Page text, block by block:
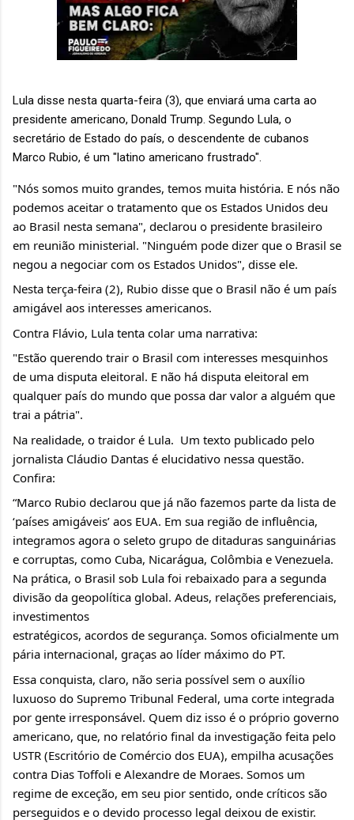
Lula disse nesta quarta-feira (3), que enviará uma carta ao
presidente americano, Donald Trump. Segundo Lula, o
secretário de Estado do país, o descendente de cubanos
Marco Rubio, é um "latino americano frustrado".
"Nós somos muito grandes, temos muita história. E nós não
podemos aceitar o tratamento que os Estados Unidos deu
ao Brasil nesta semana", declarou o presidente brasileiro
em reunião ministerial. "Ninguém pode dizer que o Brasil se
negou a negociar com os Estados Unidos", disse ele.
Nesta terça-feira (2), Rubio disse que o Brasil não é um país
amigável aos interesses americanos.
Contra Flávio, Lula tenta colar uma narrativa:
"Estão querendo trair o Brasil com interesses mesquinhos
de uma disputa eleitoral. E não há disputa eleitoral em
qualquer país do mundo que possa dar valor a alguém que
trai a pátria".
Na realidade, o traidor é Lula.  Um texto publicado pelo
jornalista Cláudio Dantas é elucidativo nessa questão.
Confira:
“Marco Rubio declarou que já não fazemos parte da lista de
‘países amigáveis’ aos EUA. Em sua região de influência,
integramos agora o seleto grupo de ditaduras sanguinárias
e corruptas, como Cuba, Nicarágua, Colômbia e Venezuela.
Na prática, o Brasil sob Lula foi rebaixado para a segunda
divisão da geopolítica global. Adeus, relações preferenciais,
investimentos
estratégicos, acordos de segurança. Somos oficialmente um
pária internacional, graças ao líder máximo do PT.
Essa conquista, claro, não seria possível sem o auxílio
luxuoso do Supremo Tribunal Federal, uma corte integrada
por gente irresponsável. Quem diz isso é o próprio governo
americano, que, no relatório final da investigação feita pelo
USTR (Escritório de Comércio dos EUA), empilha acusações
contra Dias Toffoli e Alexandre de Moraes. Somos um
regime de exceção, em seu pior sentido, onde críticos são
perseguidos e o devido processo legal deixou de existir.